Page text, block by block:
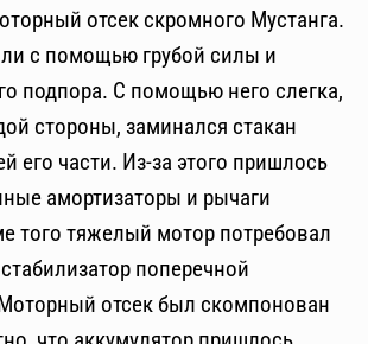
отсек скромного Мустанга.
с помощью грубой силы и
подпора. С помощью него слегка,
стороны, заминался стакан
его части. Из-за этого пришлось
амортизаторы и рычаги
того тяжелый мотор потребовал
поперечной
отсек был скомпонован